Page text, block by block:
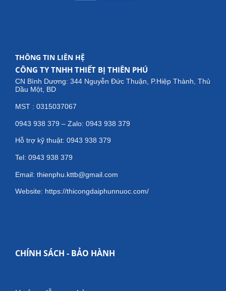
THÔNG TIN LIÊN HỆ
CÔNG TY TNHH THIẾT BỊ THIÊN PHÚ
CN Bình Dương: 344 Nguyễn Đức Thuận, P.Hiệp Thành, Thủ
Dầu Một, BD
MST : 0315037067
0943 938 379 – Zalo: 0943 938 379
Hỗ trợ kỹ thuật: 0943 938 379
Tel: 0943 938 379
Email: thienphu.kttb@gmail.com
Website: https://thicongdaiphunnuoc.com/
CHÍNH SÁCH - BẢO HÀNH